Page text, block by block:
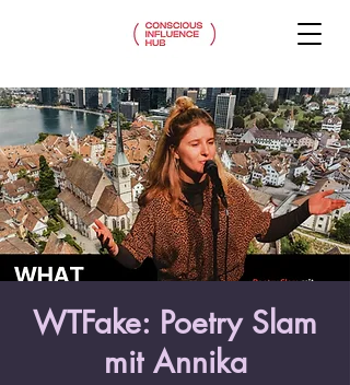
WTFake: Poetry Slam
mit Annika